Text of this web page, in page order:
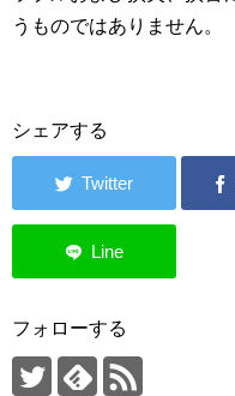
うものではありません。
シェアする
フォローする